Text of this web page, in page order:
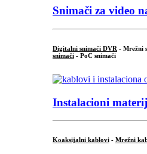
Snimači za video
Digitalni snimači DVR - Mrežni
snimači - PoC snimači
Instalacioni
Koaksijalni kablovi - Mrežni